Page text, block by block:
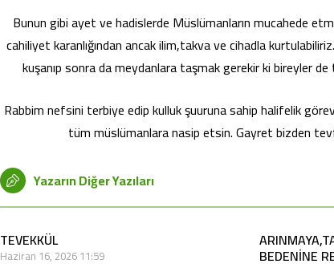
Bunun gibi ayet ve hadislerde Müslümanların mucahede
cahiliyet karanlığından ancak ilim,takva ve cihadla
kuşanıp sonra da meydanlara taşmak gerekir ki bireyler
Rabbim nefsini terbiye edip kulluk şuuruna sahip halifelik
tüm müslümanlara nasip etsin. Gayret bizden
Yazarın Diğer Yazıları
TEVEKKÜL
Haziran 16, 2026 11:59 BEDENİNE